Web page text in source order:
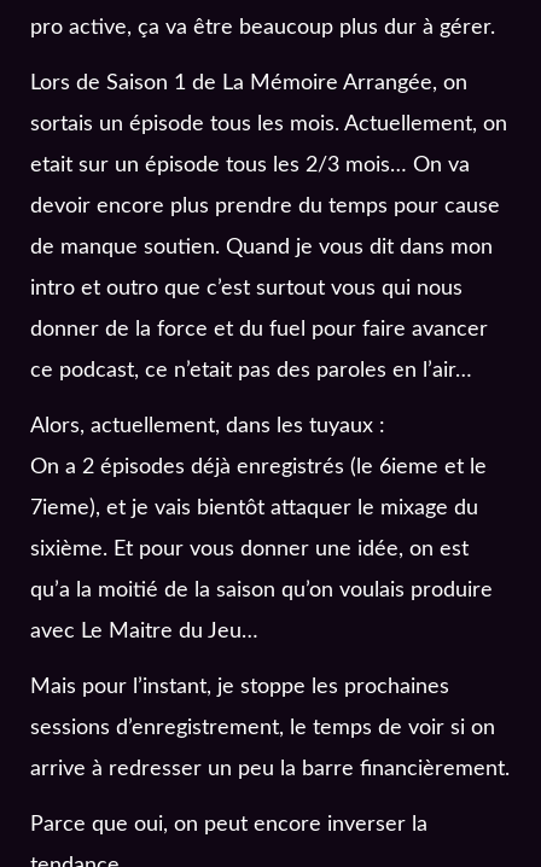
pro active, ça va être beaucoup plus dur à gérer.
Lors de Saison 1 de La Mémoire Arrangée, on
sortais un épisode tous les mois. Actuellement, on
etait sur un épisode tous les 2/3 mois… On va
devoir encore plus prendre du temps pour cause
de manque soutien. Quand je vous dit dans mon
intro et outro que c’est surtout vous qui nous
donner de la force et du fuel pour faire avancer
ce podcast, ce n’etait pas des paroles en l’air…
Alors, actuellement, dans les tuyaux :
On a 2 épisodes déjà enregistrés (le 6ieme et le
7ieme), et je vais bientôt attaquer le mixage du
sixième. Et pour vous donner une idée, on est
qu’a la moitié de la saison qu’on voulais produire
avec Le Maitre du Jeu…
Mais pour l’instant, je stoppe les prochaines
sessions d’enregistrement, le temps de voir si on
arrive à redresser un peu la barre financièrement.
Parce que oui, on peut encore inverser la